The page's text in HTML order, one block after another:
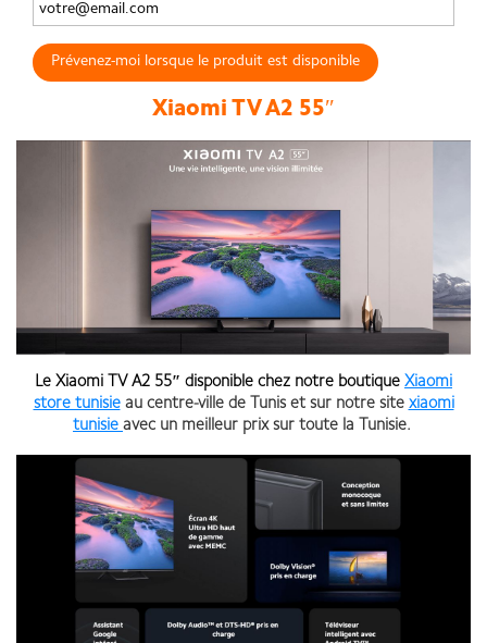
Prévenez-moi lorsque le produit est disponible
Xiaomi TV A2 55″
Le Xiaomi TV A2 55″ disponible chez notre boutique Xiaomi
store tunisieau centre-ville de Tunis et sur notre site xiaomi
tunisie avec un meilleur prix sur toute la Tunisie.